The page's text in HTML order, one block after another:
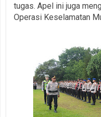
tugas. Apel ini juga
Operasi Keselamatan